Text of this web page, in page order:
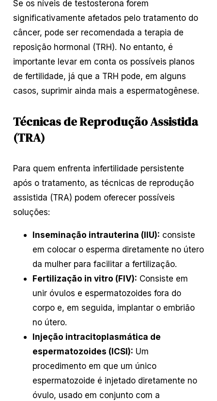
Se os níveis de testosterona forem
significativamente afetados pelo tratamento do
câncer, pode ser recomendada a terapia de
reposição hormonal (TRH). No entanto, é
importante levar em conta os possíveis planos
de fertilidade, já que a TRH pode, em alguns
casos, suprimir ainda mais a espermatogênese.
Técnicas de Reprodução Assistida
(TRA)
Para quem enfrenta infertilidade persistente
após o tratamento, as técnicas de reprodução
assistida (TRA) podem oferecer possíveis
soluções:
Inseminação intrauterina (IIU): consiste
em colocar o esperma diretamente no útero
da mulher para facilitar a fertilização.
Fertilização in vitro (FIV): Consiste em
unir óvulos e espermatozoides fora do
corpo e, em seguida, implantar o embrião
no útero.
Injeção intracitoplasmática de
espermatozoides (ICSI): Um
procedimento em que um único
espermatozoide é injetado diretamente no
óvulo, usado em conjunto com a